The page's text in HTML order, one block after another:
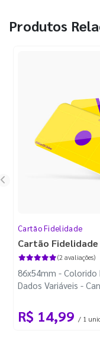
Produtos
Cartão Fidelidade
Cartão
(2 avaliações)
86x54mm - Colorido
Dados Variáveis -
R$ 14,99 / 1